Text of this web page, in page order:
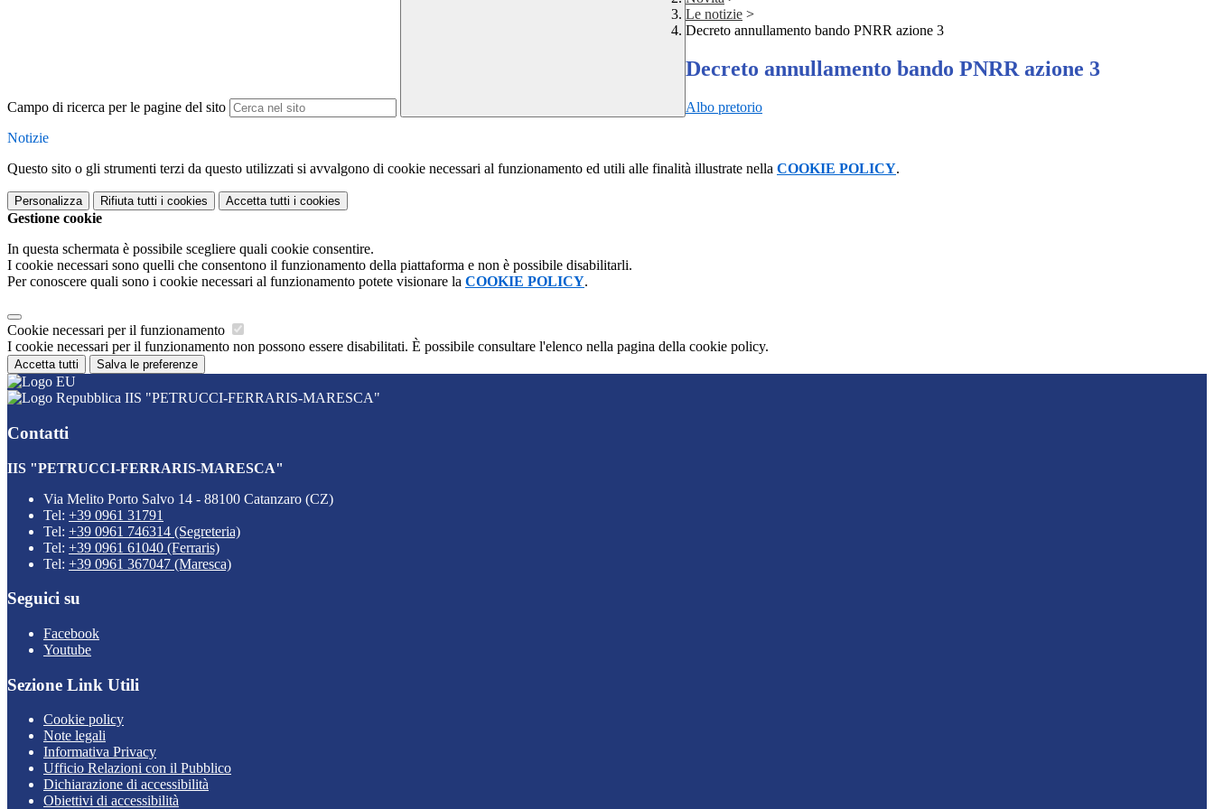
Campo di ricerca per le pagine del sito
Le notizie >
Decreto annullamento bando PNRR azione 3
Decreto annullamento bando PNRR azione 3
Albo pretorio
Notizie
Questo sito o gli strumenti terzi da questo utilizzati si avvalgono di cookie necessari al funzionamento ed utili alle finalità illustrate nella COOKIE POLICY.
Personalizza Rifiuta tutti i cookies Accetta tutti i cookies
Gestione cookie
In questa schermata è possibile scegliere quali cookie consentire.
I cookie necessari sono quelli che consentono il funzionamento della piattaforma e non è possibile disabilitarli.
Per conoscere quali sono i cookie necessari al funzionamento potete visionare la COOKIE POLICY.
Cookie necessari per il funzionamento
I cookie necessari per il funzionamento non possono essere disabilitati. È possibile consultare l'elenco nella pagina della cookie policy.
Accetta tutti Salva le preferenze
IIS "PETRUCCI-FERRARIS-MARESCA"
Contatti
IIS "PETRUCCI-FERRARIS-MARESCA"
Via Melito Porto Salvo 14 - 88100 Catanzaro (CZ)
Tel: +39 0961 31791
Tel: +39 0961 746314 (Segreteria)
Tel: +39 0961 61040 (Ferraris)
Tel: +39 0961 367047 (Maresca)
Seguici su
Facebook
Youtube
Sezione Link Utili
Cookie policy
Note legali
Informativa Privacy
Ufficio Relazioni con il Pubblico
Dichiarazione di accessibilità
Obiettivi di accessibilità